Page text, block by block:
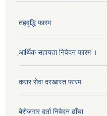
तहवृद्धि फारम
आर्थिक सहायता निवेदन फारम ।
करार सेवा दरखास्त फारम
बेरोजगार दर्ता निवेदन ढाँचा